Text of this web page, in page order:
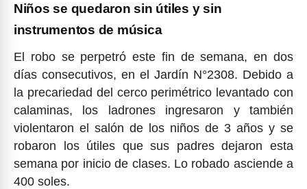
Niños se quedaron sin útiles y sin
instrumentos de música
El robo se perpetró este fin de semana, en dos
días consecutivos, en el Jardín N°2308. Debido a
la precariedad del cerco perimétrico levantado con
calaminas, los ladrones ingresaron y también
violentaron el salón de los niños de 3 años y se
robaron los útiles que sus padres dejaron esta
semana por inicio de clases. Lo robado asciende a
400 soles.